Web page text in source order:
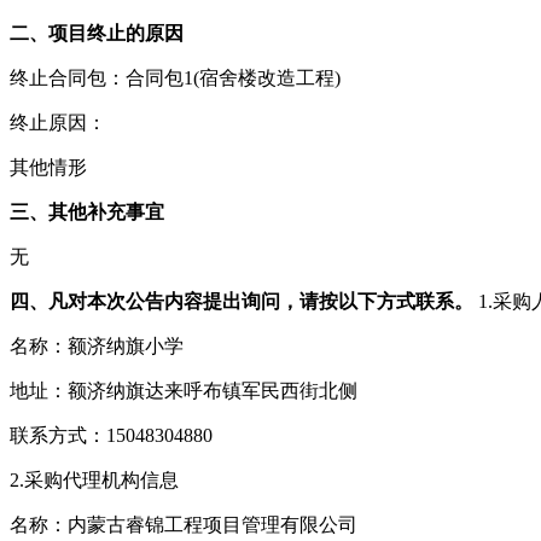
二、项目终止的原因
终止合同包：合同包1(宿舍楼改造工程)
终止原因：
其他情形
三、其他补充事宜
无
四、凡对本次公告内容提出询问，请按以下方式联系。 1.采购
名称：额济纳旗小学
地址：额济纳旗达来呼布镇军民西街北侧
联系方式：15048304880
2.采购代理机构信息
名称：内蒙古睿锦工程项目管理有限公司